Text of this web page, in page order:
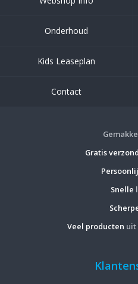
Onderhoud
Kids Leaseplan
Contact
Gratis
Snelle
Veel producten uit